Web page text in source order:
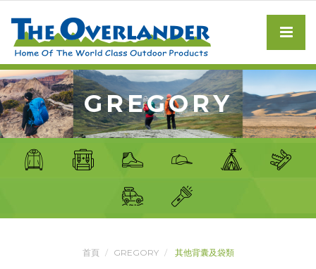
GREGORY
首頁 GREGORY 其他背囊及袋類